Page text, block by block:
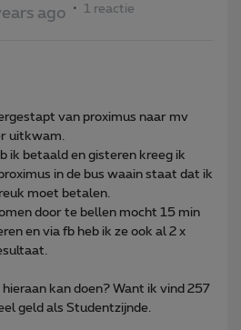
ago 1 reactie
van proximus naar mv
uitkwam.
ik betaald en gisteren kreeg ik
in de bus waain staat dat ik
moet betalen.
door te bellen mocht 15 min
en via fb heb ik ze ook al 2 x
kan doen? Want ik vind 257
geld als Studentzijnde.